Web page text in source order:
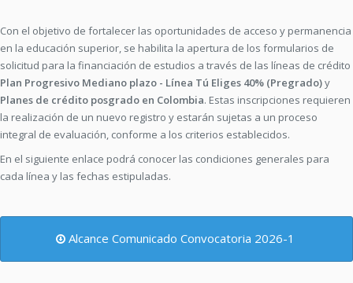
Con el objetivo de fortalecer las oportunidades de acceso y permanencia
en la educación superior, se habilita la apertura de los formularios de
solicitud para la financiación de estudios a través de las líneas de crédito
Plan Progresivo Mediano plazo - Línea Tú Eliges 40% (Pregrado)y
Planes de crédito posgrado en Colombia. Estas inscripciones requieren
la realización de un nuevo registro y estarán sujetas a un proceso
integral de evaluación, conforme a los criterios establecidos.
En el siguiente enlace podrá conocer las condiciones generales para
cada línea y las fechas estipuladas.
Alcance Comunicado Convocatoria 2026-1